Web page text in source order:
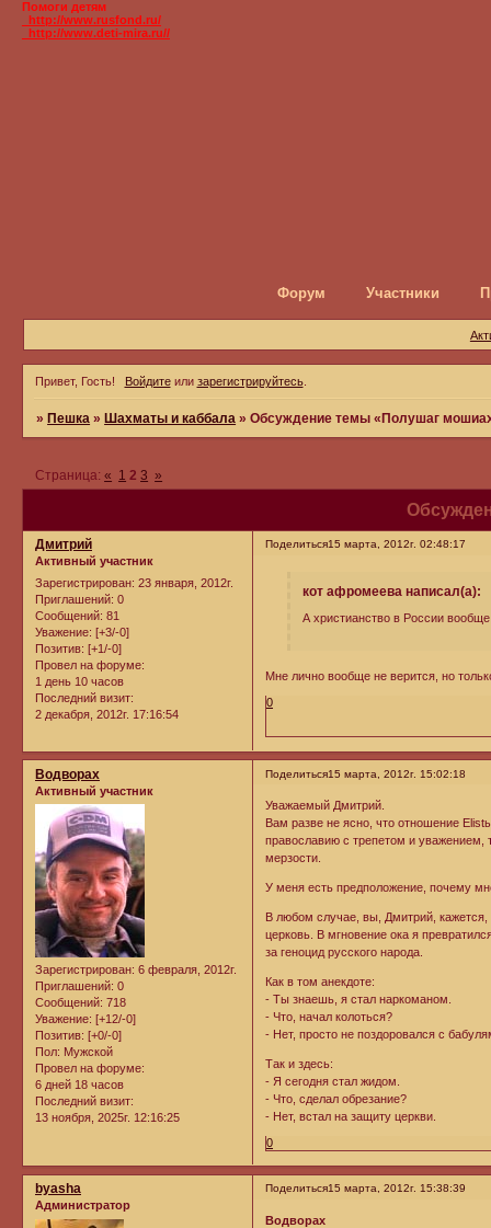
Помоги детям
_http://www.rusfond.ru/
_http://www.deti-mira.ru//
Форум Участники
Привет, Гость! Войдитеили зарегистрируйтесь.
» Пешка » Шахматы и каббала »Обсуждение темы «Полушаг
Страница:« 1 2 3 »
Поделиться15 марта, 2012г. 02:48:17
Дмитрий
Активный участник
Зарегистрирован: 23 января, 2012г.
Приглашений: 0
Сообщений: 81
Уважение: [+3/-0]
Позитив: [+1/-0]
Провел на форуме:
1 день 10 часов
Последний визит:
2 декабря, 2012г. 17:16:54
кот афромеева написал(а):
А христианство в России
Мне лично вообще не верится, но
0
Поделиться15 марта, 2012г. 15:02:18
Водворах
Активный участник
Зарегистрирован: 6 февраля, 2012г.
Приглашений: 0
Сообщений: 718
Уважение: [+12/-0]
Позитив: [+0/-0]
Пол: Мужской
Провел на форуме:
6 дней 18 часов
Последний визит:
13 ноября, 2025г. 12:16:25
Уважаемый Дмитрий.
Вам разве не ясно, что отношение
православию с трепетом и уважением,
мерзости.
У меня есть предположение, почему
В любом случае, вы, Дмитрий, кажется,
церковь. В мгновение ока я
за геноцид русского народа.
Как в том анекдоте:
- Ты знаешь, я стал наркоманом.
- Что, начал колоться?
- Нет, просто не поздоровался с
Так и здесь:
- Я сегодня стал жидом.
- Что, сделал обрезание?
- Нет, встал на защиту церкви.
0
Поделиться15 марта, 2012г. 15:38:39
byasha
Администратор
Водворах